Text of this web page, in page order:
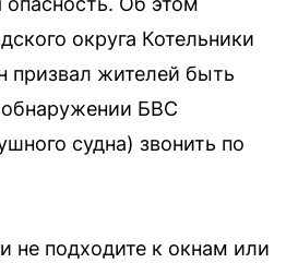
округа Котельники
жителей быть
БВС
судна) звонить по
не подходите к окнам или